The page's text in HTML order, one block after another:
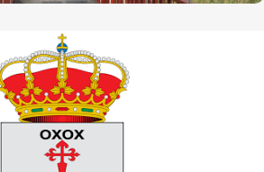
"La Cuna"
de Ojós "Ermita del